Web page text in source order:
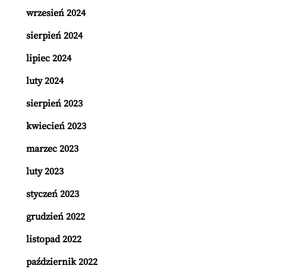
wrzesień 2024
sierpień 2024
lipiec 2024
luty 2024
sierpień 2023
kwiecień 2023
marzec 2023
luty 2023
styczeń 2023
grudzień 2022
listopad 2022
październik 2022